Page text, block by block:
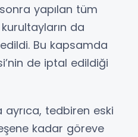
yapılan tüm
da
Bu kapsamda
de iptal edildiği
ayrıca, tedbiren eski
kadar göreve